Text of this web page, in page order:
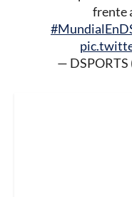
frente
— DSPORTS